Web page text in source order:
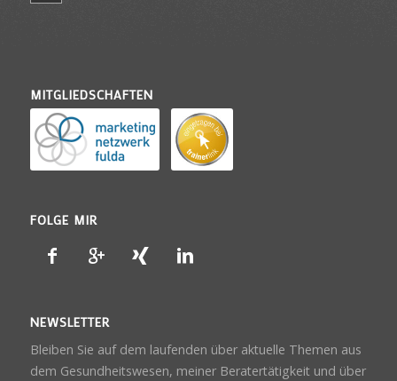
MITGLIEDSCHAFTEN
FOLGE MIR
NEWSLETTER
Bleiben Sie auf dem laufenden über aktuelle Themen aus
dem Gesundheitswesen, meiner Beratertätigkeit und über